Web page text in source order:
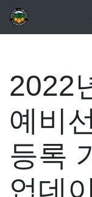
2022
예비
등록
업데